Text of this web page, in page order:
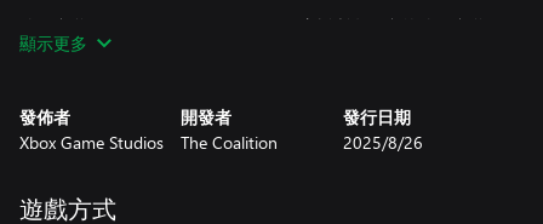
跨平台遊玩：Gears of War: Reloaded 支援所有平台的跨平台遊
戲，讓您和朋友無論在哪個平台遊玩，都能組隊同樂。*
多人遊戲進度將會跟著您轉移。需要登入您的 Microsoft 帳號才
能使用跨平台進度功能。*
針對 XBOX & PC 最佳化：
顯示更多
發佈者
Xbox Game Studios
開發者
The Coalition
發行日期
2025/8/26
遊戲方式